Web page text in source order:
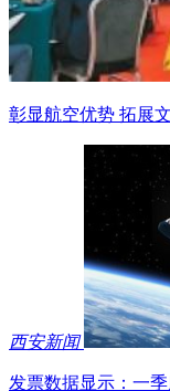
彰显航空优势 拓展
西安新闻
发票数据显示：一